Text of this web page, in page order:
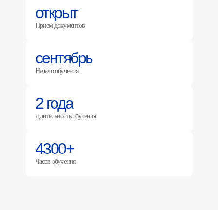
открыт
Прием документов
сентябрь
Начало обучения
2 года
Длительность обучения
4300+
Часов обучения